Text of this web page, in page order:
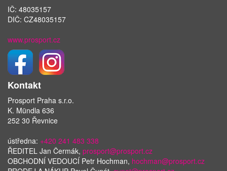
IČ: 48035157
DIČ: CZ48035157
www.prosport.cz
Kontakt
Prosport Praha s.r.o.
K. Mündla 636
252 30 Řevnice
ústředna: +420 241 483 338
ŘEDITEL Jan Čermák, prosport@prosport.cz
OBCHODNÍ VEDOUCÍ Petr Hochman, hochman@prosport.cz